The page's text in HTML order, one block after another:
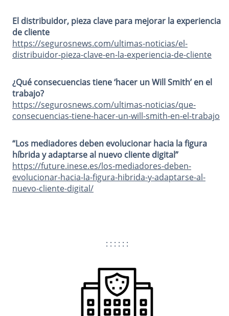
El distribuidor, pieza clave para mejorar la experiencia
de cliente
https://segurosnews.com/ultimas-noticias/el-
distribuidor-pieza-clave-en-la-experiencia-de-cliente
¿Qué consecuencias tiene ‘hacer un Will Smith’ en el
trabajo?
https://segurosnews.com/ultimas-noticias/que-
consecuencias-tiene-hacer-un-will-smith-en-el-trabajo
“Los mediadores deben evolucionar hacia la figura
híbrida y adaptarse al nuevo cliente digital”
https://future.inese.es/los-mediadores-deben-
evolucionar-hacia-la-figura-hibrida-y-adaptarse-al-
nuevo-cliente-digital/
: : : : : :